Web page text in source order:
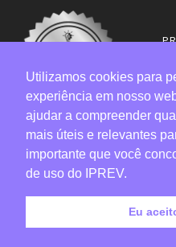
Utilizamos cookies para
experiência em nosso
ajudar a compreender
mais úteis e relevantes
importante que você
de uso do IPREV.
Eu